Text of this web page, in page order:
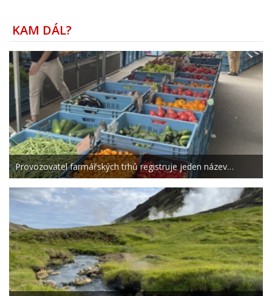
KAM DÁL?
Provozovatel farmářských trhů registruje jeden název…